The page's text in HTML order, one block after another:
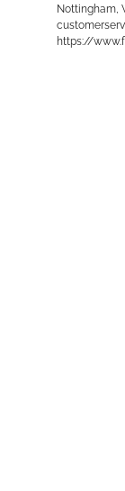
Nottingham,
https://